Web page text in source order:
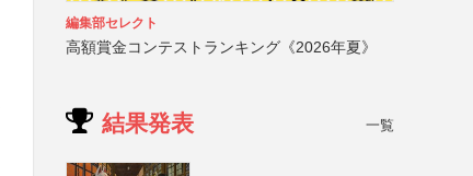
編集部セレクト
高額賞金コンテストランキング《2026年夏》
結果発表 一覧